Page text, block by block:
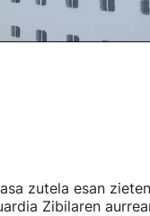
zutela esan
Zibilaren